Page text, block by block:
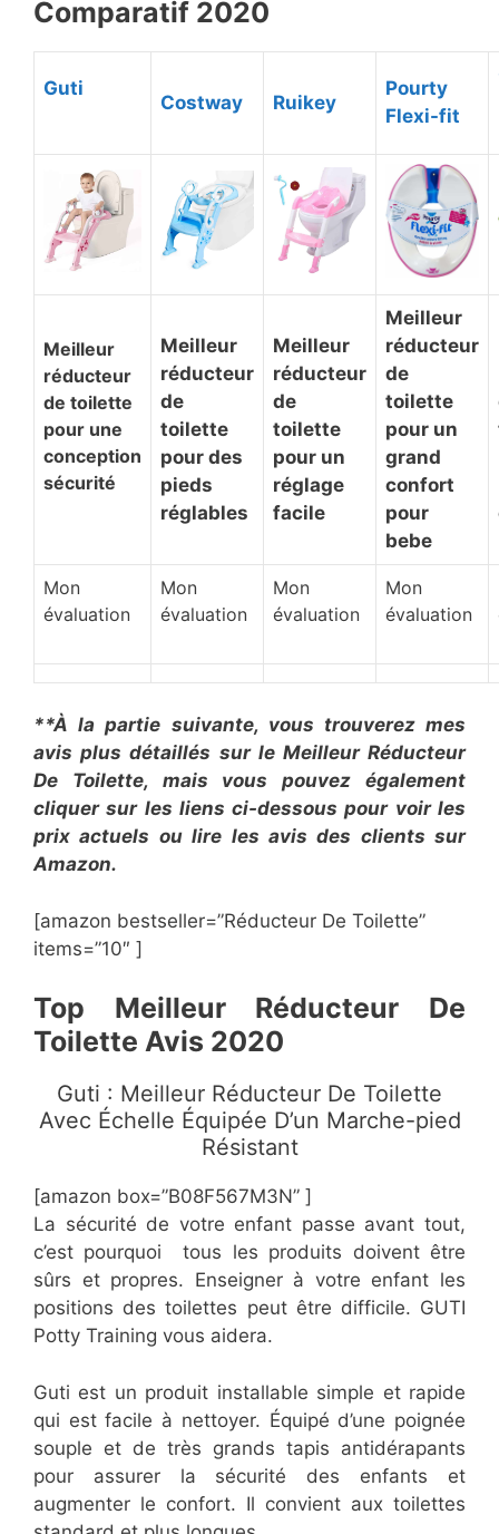
Comparatif 2020
​Guti
​Costway ​Ruikey
​Pourty
Flexi-fit
​Meilleur
réducteur
de toilette
pour une
conception
sécurité
Meilleur
réducteur
de
toilette
pour des
pieds
réglables
Meilleur
réducteur
de
toilette
pour un
réglage
facile
Meilleur
réducteur
de
toilette
pour un
grand
confort
pour
bebe
Mon
évaluation
Mon
évaluation
Mon
évaluation
Mon
évaluation
**À la partie suivante, vous trouverez mes
avis plus détaillés sur le ​Meilleur Réducteur
De Toilette, mais vous pouvez également
cliquer sur les liens ci-dessous pour voir les
prix actuels ou lire les avis des clients sur
Amazon.
[amazon bestseller=”​​Réducteur De Toilette”
items=”10″ ]
​Top Meilleur Réducteur De
Toilette Avis 2020
Guti : Meilleur Réducteur De Toilette
Avec Échelle Équipée D’un Marche-pied
Résistant
[amazon box=”​B08F567M3N” ]
La sécurité de votre enfant passe avant tout,
c’est pourquoi tous les produits doivent être
sûrs et propres. Enseigner à votre enfant les
positions des toilettes peut être difficile. GUTI
Potty Training vous aidera.
Guti est un produit installable simple et rapide
qui est facile à nettoyer. Équipé d’une poignée
souple et de très grands tapis antidérapants
pour assurer la sécurité des enfants et
augmenter le confort. Il convient aux toilettes